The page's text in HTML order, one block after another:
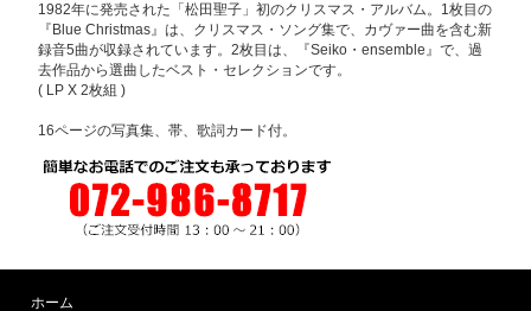
1982年に発売された「松田聖子」初のクリスマス・アルバム。1枚目の
『Blue Christmas』は、クリスマス・ソング集で、カヴァー曲を含む新
録音5曲が収録されています。2枚目は、『Seiko・ensemble』で、過
去作品から選曲したベスト・セレクションです。
( LP X 2枚組 )
16ページの写真集、帯、歌詞カード付。
ホーム